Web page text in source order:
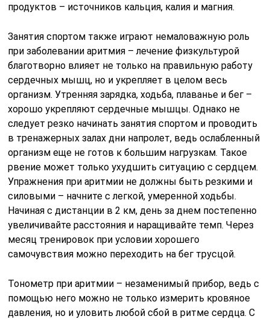
продуктов – источников кальция, калия и магния.
Занятия спортом также играют немаловажную роль
при заболевании аритмия – лечение физкультурой
благотворно влияет не только на правильную работу
сердечных мышц, но и укрепляет в целом весь
организм. Утренняя зарядка, ходьба, плаванье и бег –
хорошо укрепляют сердечные мышцы. Однако не
следует резко начинать занятия спортом и проводить
в тренажерных залах дни напролет, ведь ослабленный
организм еще не готов к большим нагрузкам. Такое
рвение может только ухудшить ситуацию с сердцем.
Упражнения при аритмии не должны быть резкими и
силовыми – начните с легкой, умеренной ходьбы.
Начиная с дистанции в 2 км, день за днем постепенно
увеличивайте расстояния и наращивайте темп. Через
месяц тренировок при условии хорошего
самочувствия можно переходить на бег трусцой.
Тонометр при аритмии – незаменимый прибор, ведь с
помощью него можно не только измерить кровяное
давления, но и уловить любой сбой в ритме сердца. С